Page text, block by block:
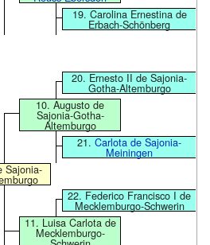
19. Carolina Ernestina de
Erbach-Schönberg
20. Ernesto II de Sajonia-
Gotha-Altemburgo
10. Augusto de
Sajonia-Gotha-
Altemburgo
21.Carlota de Sajonia-
Meiningen
Sajonia-
22. Federico Francisco I de
Mecklemburgo-Schwerin
11. Luisa Carlota de
Mecklemburgo-